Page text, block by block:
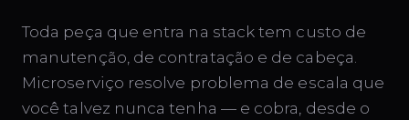
Toda peça que entra na stack tem custo de
manutenção, de contratação e de cabeça.
Microserviço resolve problema de escala que
você talvez nunca tenha — e cobra, desde o